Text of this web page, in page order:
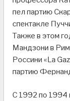
пел партию
спектакле
Также в этом
Мандзони в
Россини «La
партию
С 1992 по 1994